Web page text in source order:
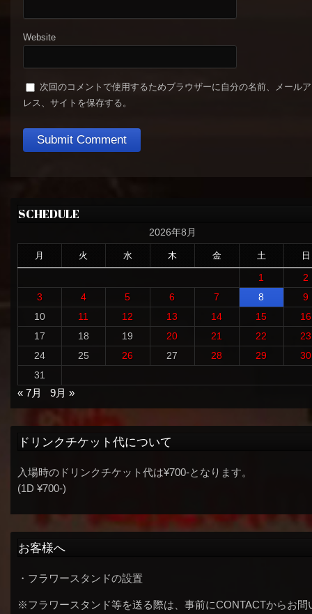
Website
次回のコメントで使用するためブラウザーに自分の名前、メール
レス、サイトを保存する。
SCHEDULE
2026年8月
月 火 水 木 金 土 日
1
2
3
4 5 6 7 8
9
10
11 12 13 14 15
16
17
18 19 20 21 22
23
24
25 26 27 28 29
30
31
« 7月
9月 »
ドリンクチケット代について
入場時のドリンクチケット代は¥700-となります。
(1D ¥700-)
お客様へ
・フラワースタンドの設置
※フラワースタンド等を送る際は、事前にCONTACTからお問